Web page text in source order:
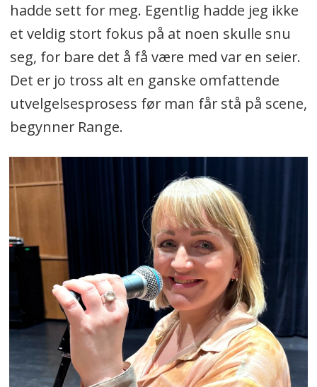
hadde sett for meg. Egentlig hadde jeg ikke
et veldig stort fokus på at noen skulle snu
seg, for bare det å få være med var en seier.
Det er jo tross alt en ganske omfattende
utvelgelsesprosess før man får stå på scene,
begynner Range.